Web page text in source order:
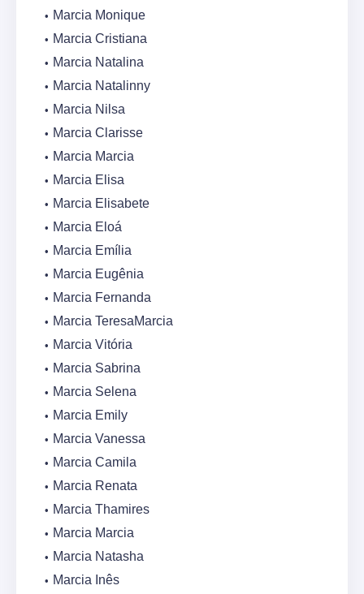
Marcia Monique
Marcia Cristiana
Marcia Natalina
Marcia Natalinny
Marcia Nilsa
Marcia Clarisse
Marcia Marcia
Marcia Elisa
Marcia Elisabete
Marcia Eloá
Marcia Emília
Marcia Eugênia
Marcia Fernanda
Marcia TeresaMarcia
Marcia Vitória
Marcia Sabrina
Marcia Selena
Marcia Emily
Marcia Vanessa
Marcia Camila
Marcia Renata
Marcia Thamires
Marcia Marcia
Marcia Natasha
Marcia Inês